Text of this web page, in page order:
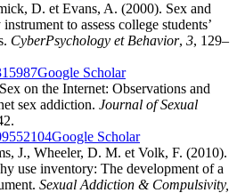
D. et Evans, A. (2000). Sex and
to assess college students’
CyberPsychology et Behavior, 3, 129–
Google Scholar
on the Internet: Observations and
sex addiction. Journal of Sexual
Google Scholar
J., Wheeler, D. M. et Volk, F. (2010).
use inventory: The development of a
Sexual Addiction & Compulsivity,